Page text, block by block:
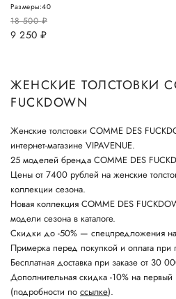
18 500руб.
9 250 руб.
Размеры:40
ЖЕНСКИЕ ТОЛСТОВКИ
FUCKDOWN
Женские толстовки COMME DES
интернет-магазине VIPAVENUE.
25 моделей бренда COMME DES
Цены от 7400 рублей на женские
коллекции сезона.
Новая коллекция COMME DES
модели сезона в каталоге.
Скидки до -50% — спецпредложения на
Примерка перед покупкой и оплата при
Бесплатная доставка при заказе от 30
Дополнительная скидка -10% на
(подробности по ссылке).